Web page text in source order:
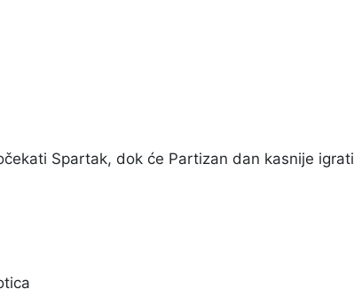
Spartak, dok će Partizan dan kasnije igrati